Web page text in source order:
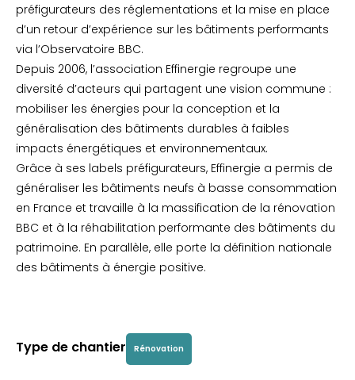
préfigurateurs des réglementations et la mise en place
d’un retour d’expérience sur les bâtiments performants
via l’Observatoire BBC.
Depuis 2006, l’association Effinergie regroupe une
diversité d’acteurs qui partagent une vision commune :
mobiliser les énergies pour la conception et la
généralisation des bâtiments durables à faibles
impacts énergétiques et environnementaux.
Grâce à ses labels préfigurateurs, Effinergie a permis de
généraliser les bâtiments neufs à basse consommation
en France et travaille à la massification de la rénovation
BBC et à la réhabilitation performante des bâtiments du
patrimoine. En parallèle, elle porte la définition nationale
des bâtiments à énergie positive.
Type de chantier Rénovation